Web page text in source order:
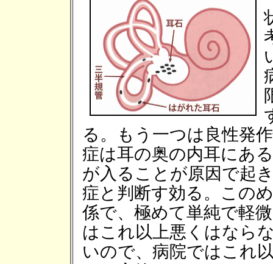
る。もう一つは良性発
症は耳の奥の内耳にあ
が入ることが原因で起
症と判断す効る。この
係で、極めて単純で軽
はこれ以上悪くはなら
いので、病院ではこれ